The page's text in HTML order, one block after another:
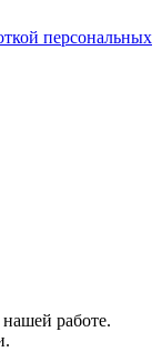
персональных
работе.